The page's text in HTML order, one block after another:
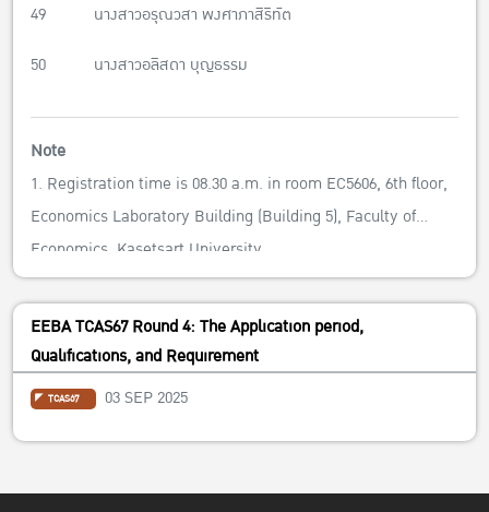
49 นางสาวอรุณวสา พงศาภาสิริทัต
50 นางสาวอลิสดา บุญธรรม
Note
1. Registration time is 08.30 a.m. in room EC5606, 6th floor,
Economics Laboratory Building (Building 5), Faculty of
Economics, Kasetsart University.
2. Please prepare your ID card or Passport to verify your
identity, portfolio, and documents that you uploaded into
the TCAS system to show.
3. Should you have further questions, please contact EEBA
staff 081-8191544.
EEBA TCAS67 Round 4: The Application period,
Qualifications, and Requirement
TCAS67 03 SEP 2025